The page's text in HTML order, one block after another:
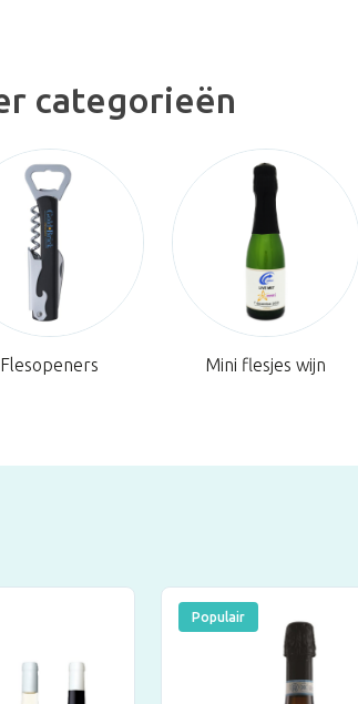
categorieën
Flesopeners Mini flesjes wijn
Populair